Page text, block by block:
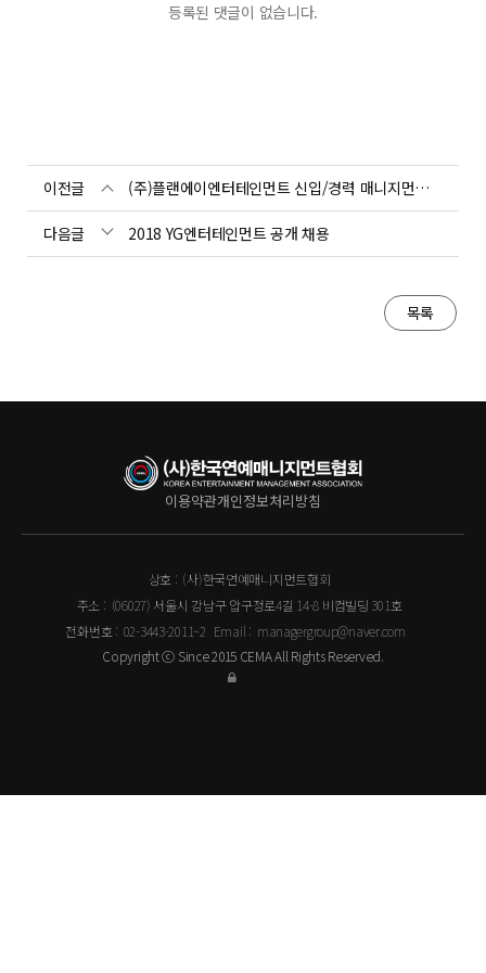
등록된 댓글이 없습니다.
이전글 (주)플랜에이엔터테인먼트 신입/경력 매니지먼트 모집
다음글 2018 YG엔터테인먼트 공개 채용
목록
이용약관개인정보처리방침
상호 : (사)한국연예매니지먼트협회
주소 : (06027) 서울시 강남구 압구정로4길 14-8 비컴빌딩 301호
전화번호 : 02-3443-2011~2 Email : managergroup@naver.com
Copyright ⓒ Since 2015 CEMA All Rights Reserved.